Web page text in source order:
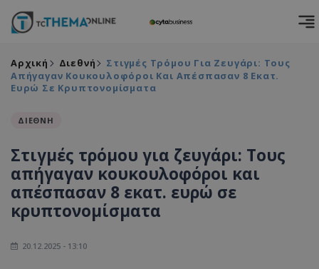
Αρχική Διεθνή
Στιγμές Τρόμου Για Ζευγάρι: Τους
Απήγαγαν Κουκουλοφόροι Και Απέσπασαν 8 Εκατ.
Ευρώ Σε Κρυπτονομίσματα
ΔΙΕΘΝΗ
Στιγμές τρόμου για ζευγάρι: Τους
απήγαγαν κουκουλοφόροι και
απέσπασαν 8 εκατ. ευρώ σε
κρυπτονομίσματα
20.12.2025 - 13:10